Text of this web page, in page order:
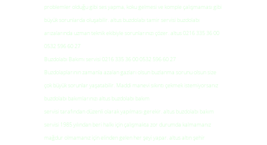
problemler olduğu gibi ses yapma, koku gelmesi ve komple çalışmaması gibi
büyük sorunlarda oluşabilir. altus buzdolabı tamir servisi buzdolabı
arızalarında uzman teknik ekibiyle sorunlarınızı çözer. altus 0216 335 36 00
0532 596 60 27
Buzdolabı Bakımı servisi 0216 335 36 00 0532 596 60 27
Buzdolaplarının zamanla azalan gazları olsun buzlanma sorunu olsun size
çok büyük sorunlar yaşatabilir. Maddi manevi sıkıntı çekmek istemiyorsanız
buzdolabı bakımlarınızı altus buzdolabı bakım
servisi tarafından düzenli olarak yapılması gerekir. altus buzdolabı bakım
servisi 1985 yılından beri halkı için çalışmakta zor durumda kalmamanız
mağdur olmamanız için elinden gelen her şeyi yapar. altus altın şehir